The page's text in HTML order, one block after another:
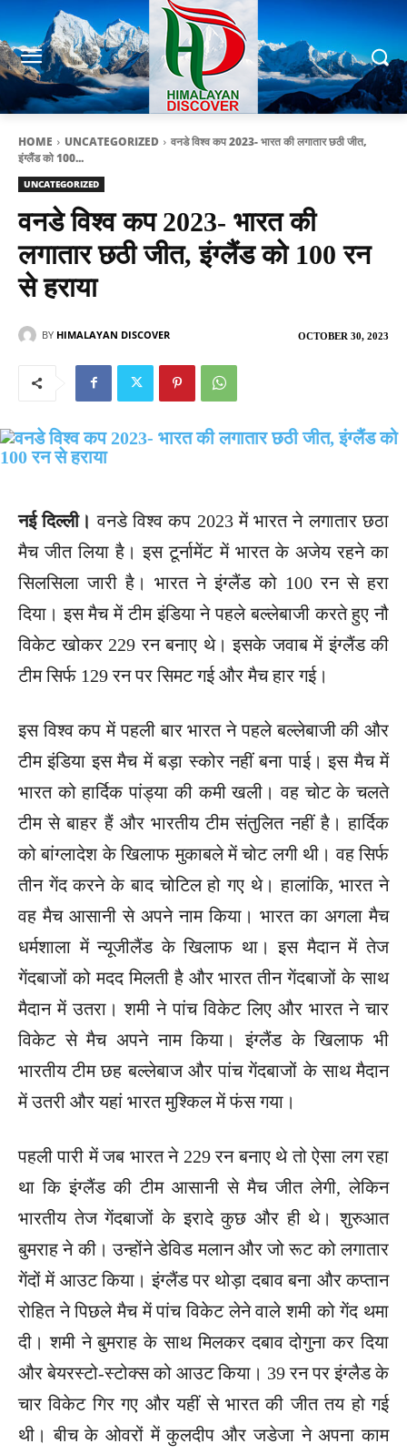
HOME UNCATEGORIZED
वनडे विश्व कप 2023- भारत की लगातार छठी जीत,
इंग्लैंड को 100...
UNCATEGORIZED
वनडे विश्व कप 2023- भारत की
लगातार छठी जीत, इंग्लैंड को 100 रन
से हराया
OCTOBER 30, 2023
BY HIMALAYAN DISCOVER
नई दिल्ली।वनडे विश्व कप 2023 में भारत ने लगातार छठा
मैच जीत लिया है। इस टूर्नामेंट में भारत के अजेय रहने का
सिलसिला जारी है। भारत ने इंग्लैंड को 100 रन से हरा
दिया। इस मैच में टीम इंडिया ने पहले बल्लेबाजी करते हुए नौ
विकेट खोकर 229 रन बनाए थे। इसके जवाब में इंग्लैंड की
टीम सिर्फ 129 रन पर सिमट गई और मैच हार गई।
इस विश्व कप में पहली बार भारत ने पहले बल्लेबाजी की और
टीम इंडिया इस मैच में बड़ा स्कोर नहीं बना पाई। इस मैच में
भारत को हार्दिक पांड्या की कमी खली। वह चोट के चलते
टीम से बाहर हैं और भारतीय टीम संतुलित नहीं है। हार्दिक
को बांग्लादेश के खिलाफ मुकाबले में चोट लगी थी। वह सिर्फ
तीन गेंद करने के बाद चोटिल हो गए थे। हालांकि, भारत ने
वह मैच आसानी से अपने नाम किया। भारत का अगला मैच
धर्मशाला में न्यूजीलैंड के खिलाफ था। इस मैदान में तेज
गेंदबाजों को मदद मिलती है और भारत तीन गेंदबाजों के साथ
मैदान में उतरा। शमी ने पांच विकेट लिए और भारत ने चार
विकेट से मैच अपने नाम किया। इंग्लैंड के खिलाफ भी
भारतीय टीम छह बल्लेबाज और पांच गेंदबाजों के साथ मैदान
में उतरी और यहां भारत मुश्किल में फंस गया।
पहली पारी में जब भारत ने 229 रन बनाए थे तो ऐसा लग रहा
था कि इंग्लैंड की टीम आसानी से मैच जीत लेगी, लेकिन
भारतीय तेज गेंदबाजों के इरादे कुछ और ही थे। शुरुआत
बुमराह ने की। उन्होंने डेविड मलान और जो रूट को लगातार
गेंदों में आउट किया। इंग्लैंड पर थोड़ा दबाव बना और कप्तान
रोहित ने पिछले मैच में पांच विकेट लेने वाले शमी को गेंद थमा
दी। शमी ने बुमराह के साथ मिलकर दबाव दोगुना कर दिया
और बेयरस्टो-स्टोक्स को आउट किया। 39 रन पर इंग्लैड के
चार विकेट गिर गए और यहीं से भारत की जीत तय हो गई
थी। बीच के ओवरों में कुलदीप और जडेजा ने अपना काम